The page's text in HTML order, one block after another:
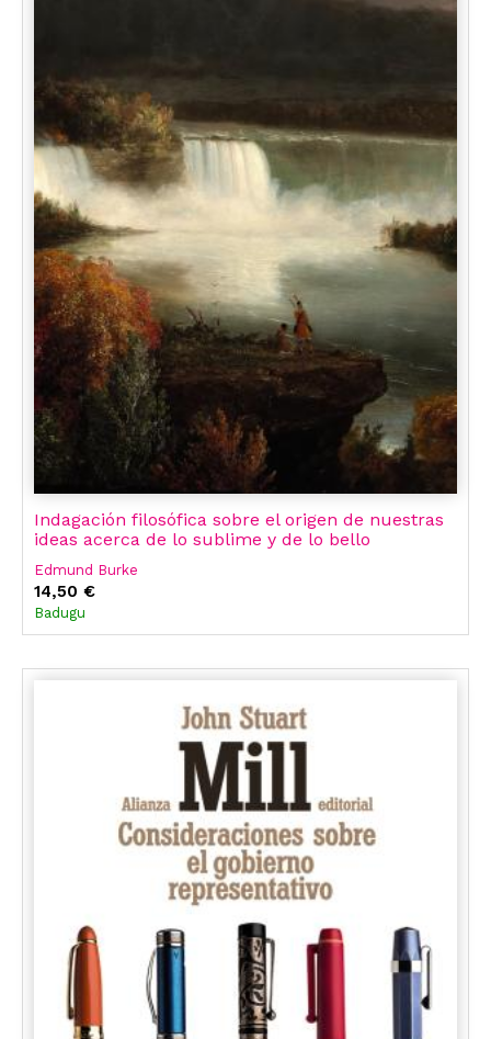
Indagación filosófica sobre el origen de nuestras
ideas acerca de lo sublime y de lo bello
Edmund Burke
14,50 €
Badugu